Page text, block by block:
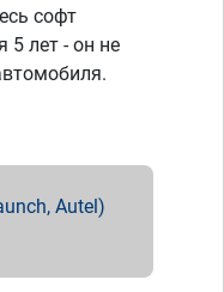
софт
5 лет - он не
Autel)